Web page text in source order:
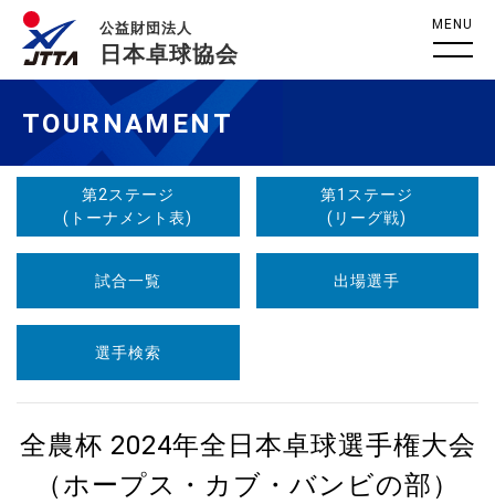
公益財団法人
日本卓球協会
MENU
TOURNAMENT
第2ステージ
(トーナメント表)
第1ステージ
(リーグ戦)
試合一覧 出場選手
選手検索
全農杯 2024年全日本卓球選手権大会
（ホープス・カブ・バンビの部）